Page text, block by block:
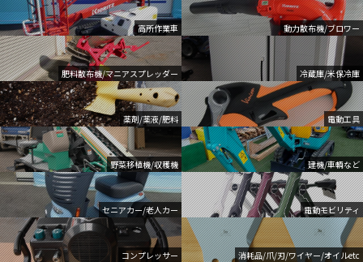
高所作業車 動力散布機/ブロワー
肥料散布機/マニアスプレッダー 冷蔵庫/米保冷庫
薬剤/薬液/肥料 電動工具
野菜移植機/収穫機 建機/車輌など
セニアカー/老人カー 電動モビリティ
コンプレッサー 消耗品/爪/刃/ワイヤー/オイルetc